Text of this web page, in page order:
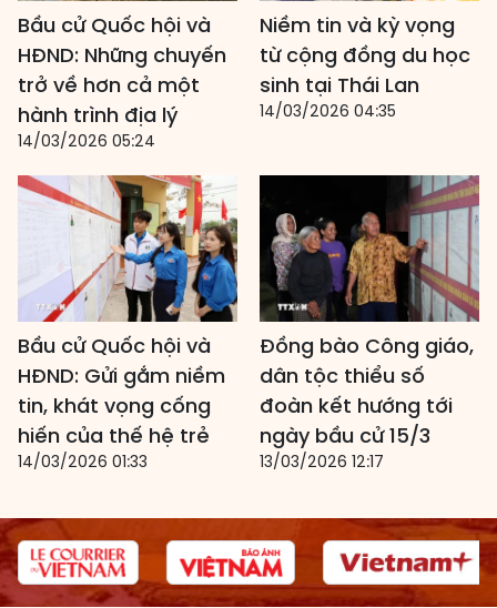
Bầu cử Quốc hội và
HĐND: Những chuyến
trở về hơn cả một
hành trình địa lý
14/03/2026 05:24
Niềm tin và kỳ vọng
từ cộng đồng du học
sinh tại Thái Lan
14/03/2026 04:35
Bầu cử Quốc hội và
HĐND: Gửi gắm niềm
tin, khát vọng cống
hiến của thế hệ trẻ
14/03/2026 01:33
Đồng bào Công giáo,
dân tộc thiểu số
đoàn kết hướng tới
ngày bầu cử 15/3
13/03/2026 12:17